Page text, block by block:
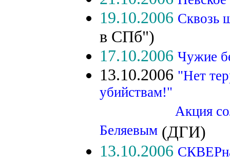
19.10.2006 Сквозь
в СПб")
17.10.2006 Чужие
13.10.2006 "Нет
убийствам!"
Акция
Беляевым (ДГИ)
13.10.2006